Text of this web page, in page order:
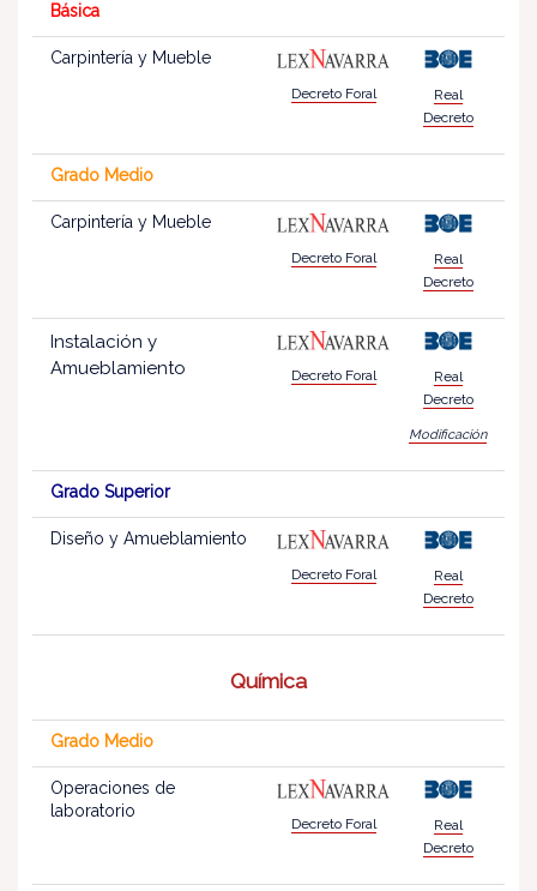
Básica
Carpintería y Mueble
Decreto Foral
Real
Decreto
Grado Medio
Carpintería y Mueble
Decreto Foral
Real
Decreto
Instalación y
Amueblamiento
Decreto Foral
Real
Decreto
Modificación
Grado Superior
Diseño y Amueblamiento
Decreto Foral
Real
Decreto
Química
Grado Medio
Operaciones de
laboratorio
Decreto Foral
Real
Decreto